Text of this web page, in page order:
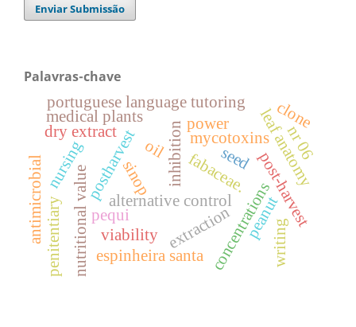
Enviar Submissão
Palavras-chave
concentrations
inhibition
postharvestalternative control
extraction
nutritional value
oil
pequi post-harvest
mycotoxins
peanut
leaf anatomy
fabaceae.
portuguese language tutoring
writing
espinheira santa
dry extract
nursing seed
viability
clone
medical plants
sinop
antimicrobial
nr 06
penitentiary
power